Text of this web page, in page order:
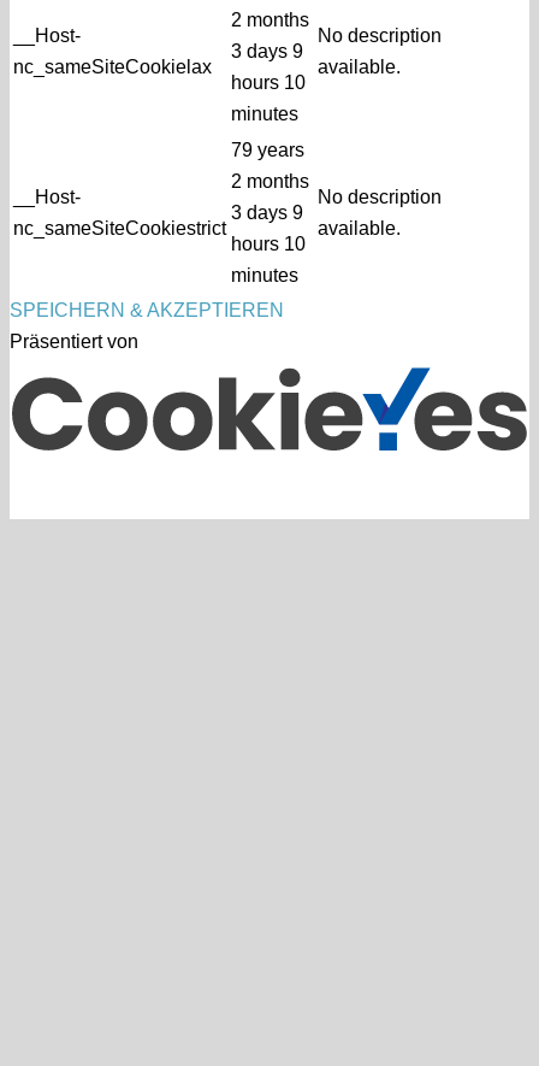
__Host-
nc_sameSiteCookielax
2 months
3 days 9
hours 10
minutes
No description
available.
__Host-
nc_sameSiteCookiestrict
79 years
2 months
3 days 9
hours 10
minutes
No description
available.
SPEICHERN & AKZEPTIEREN
Präsentiert von